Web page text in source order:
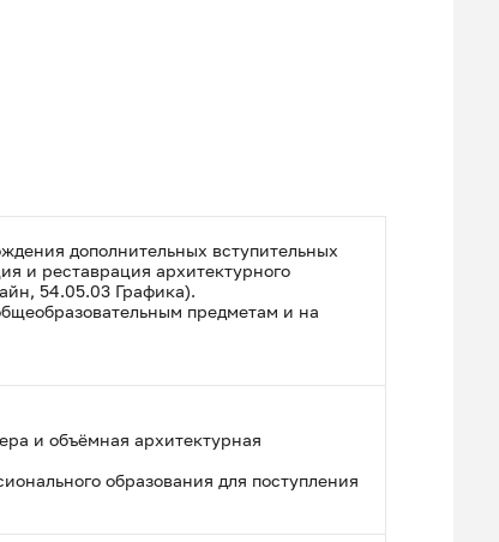
дополнительных вступительных
и реставрация архитектурного
54.05.03 Графика).
предметам и на
и объёмная архитектурная
образования для поступления